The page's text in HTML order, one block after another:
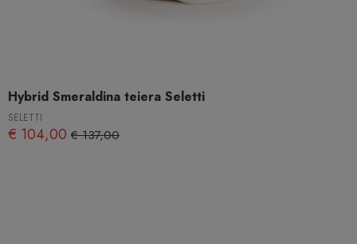
Hybrid Smeraldina teiera Seletti
SELETTI
€ 104,00 € 137,00